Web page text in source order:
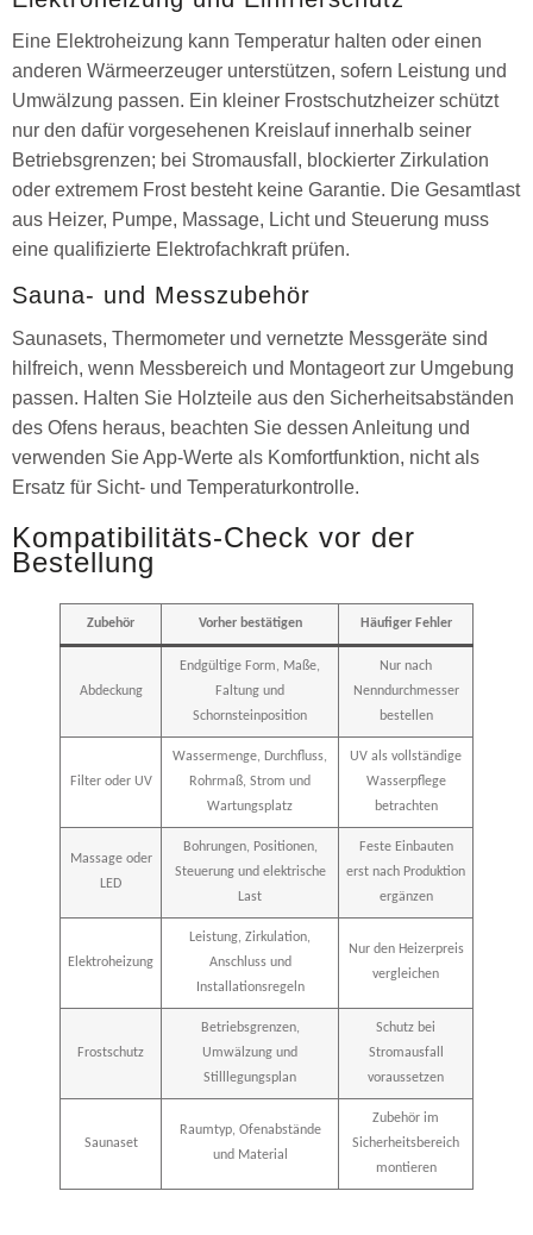
Eine Elektroheizung kann Temperatur halten oder einen
anderen Wärmeerzeuger unterstützen, sofern Leistung und
Umwälzung passen. Ein kleiner Frostschutzheizer schützt
nur den dafür vorgesehenen Kreislauf innerhalb seiner
Betriebsgrenzen; bei Stromausfall, blockierter Zirkulation
oder extremem Frost besteht keine Garantie. Die Gesamtlast
aus Heizer, Pumpe, Massage, Licht und Steuerung muss
eine qualifizierte Elektrofachkraft prüfen.
Sauna- und Messzubehör
Saunasets, Thermometer und vernetzte Messgeräte sind
hilfreich, wenn Messbereich und Montageort zur Umgebung
passen. Halten Sie Holzteile aus den Sicherheitsabständen
des Ofens heraus, beachten Sie dessen Anleitung und
verwenden Sie App-Werte als Komfortfunktion, nicht als
Ersatz für Sicht- und Temperaturkontrolle.
Kompatibilitäts-Check vor der
Bestellung
Zubehör Vorher bestätigen Häufiger Fehler
Abdeckung
Endgültige Form, Maße,
Faltung und
Schornsteinposition
Nur nach
Nenndurchmesser
bestellen
Filter oder UV
Wassermenge, Durchfluss,
Rohrmaß, Strom und
Wartungsplatz
UV als vollständige
Wasserpflege
betrachten
Massage oder
LED
Bohrungen, Positionen,
Steuerung und elektrische
Last
Feste Einbauten
erst nach Produktion
ergänzen
Elektroheizung
Leistung, Zirkulation,
Anschluss und
Installationsregeln
Nur den Heizerpreis
vergleichen
Frostschutz
Betriebsgrenzen,
Umwälzung und
Stilllegungsplan
Schutz bei
Stromausfall
voraussetzen
Saunaset
Raumtyp, Ofenabstände
und Material
Zubehör im
Sicherheitsbereich
montieren